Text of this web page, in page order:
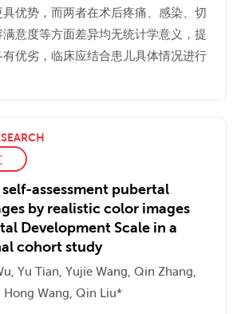
优势，而两者在术后疼痛、感染、切
意度等方面差异均无统计学意义，提
有优劣，临床应结合患儿具体情况进行
assessment pubertal
by realistic color images
Development Scale in a
cohort study
Yu Tian, Yujie Wang, Qin Zhang,
Hong Wang, Qin Liu*